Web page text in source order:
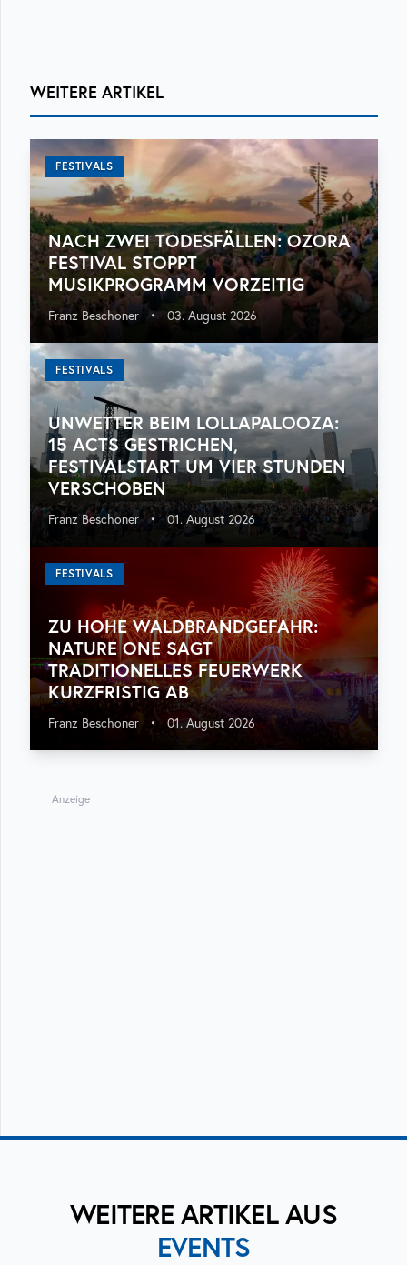
WEITERE ARTIKEL
FESTIVALS
NACH ZWEI TODESFÄLLEN: OZORA
FESTIVAL STOPPT
MUSIKPROGRAMM VORZEITIG
Franz Beschoner • 03. August 2026
FESTIVALS
UNWETTER BEIM LOLLAPALOOZA:
15 ACTS GESTRICHEN,
FESTIVALSTART UM VIER STUNDEN
VERSCHOBEN
Franz Beschoner • 01. August 2026
FESTIVALS
ZU HOHE WALDBRANDGEFAHR:
NATURE ONE SAGT
TRADITIONELLES FEUERWERK
KURZFRISTIG AB
Franz Beschoner • 01. August 2026
Anzeige
WEITERE ARTIKEL AUS
EVENTS